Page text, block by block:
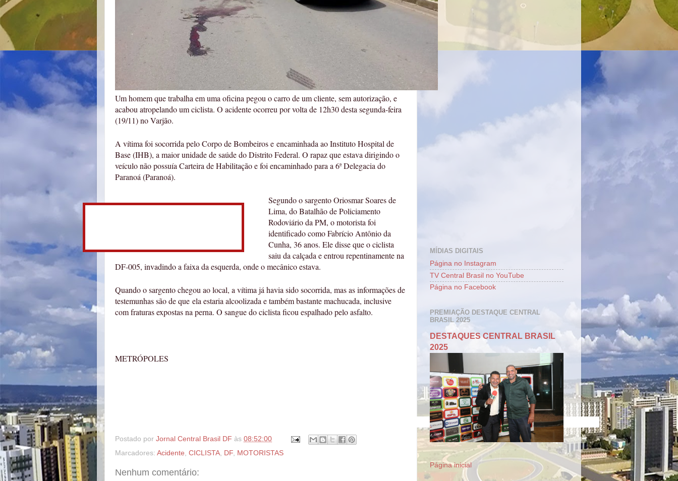
Um homem que trabalha em uma oficina pegou o carro de um cliente, sem autorização, e
acabou atropelando um ciclista. O acidente ocorreu por volta de 12h30 desta segunda-feira
(19/11) no Varjão.
A vítima foi socorrida pelo Corpo de Bombeiros e encaminhada ao Instituto Hospital de
Base (IHB), a maior unidade de saúde do Distrito Federal. O rapaz que estava dirigindo o
veículo não possuía Carteira de Habilitação e foi encaminhado para a 6ª Delegacia do
Paranoá (Paranoá).
Segundo o sargento Oriosmar Soares de
Lima, do Batalhão de Policiamento
Rodoviário da PM, o motorista foi
identificado como Fabrício Antônio da
Cunha, 36 anos. Ele disse que o ciclista
saiu da calçada e entrou repentinamente na
DF-005, invadindo a faixa da esquerda, onde o mecânico estava.
Quando o sargento chegou ao local, a vítima já havia sido socorrida, mas as informações de
testemunhas são de que ela estaria alcoolizada e também bastante machucada, inclusive
com fraturas expostas na perna. O sangue do ciclista ficou espalhado pelo asfalto.
METRÓPOLES
Postado por Jornal Central Brasil DF às 08:52:00
Marcadores: Acidente CICLISTA DF MOTORISTAS
Nenhum comentário:
MÍDIAS DIGITAIS
Página no Instagram
TV Central Brasil no YouTube
Página no Facebook
PREMIAÇÃO DESTAQUE CENTRAL
BRASIL 2025
DESTAQUES CENTRAL BRASIL
2025
Página inicial